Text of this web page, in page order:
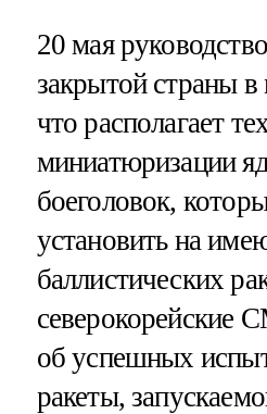
20 мая
закрытой страны
что располагает
миниатюризации
боеголовок,
установить на
баллистических
северокорейские
об успешных
ракеты,